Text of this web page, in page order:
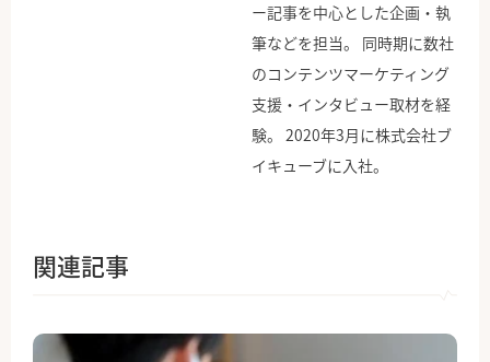
ー記事を中心とした企画・執
筆などを担当。 同時期に数社
のコンテンツマーケティング
支援・インタビュー取材を経
験。 2020年3月に株式会社ブ
イキューブに入社。
関連記事